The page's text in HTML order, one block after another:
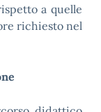
a quelle
richiesto nel